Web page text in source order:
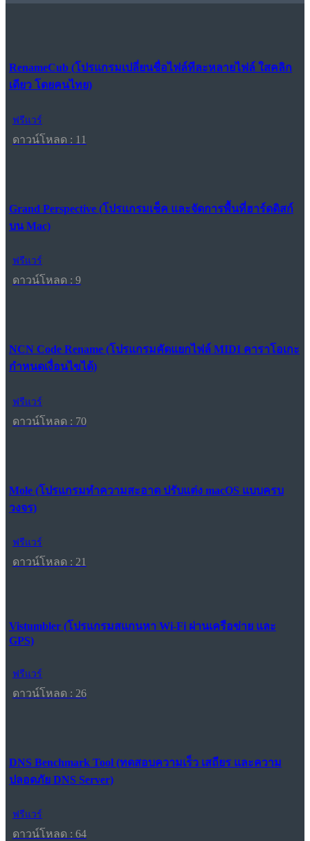
RenameCub (โปรแกรมเปลี่ยนชื่อไฟล์ทีละหลายไฟล์ ใสคลิก
เดียว โดยคนไทย)
ฟรีแวร์
ดาวน์โหลด : 11
Grand Perspective (โปรแกรมเช็ค และจัดการพื้นที่ฮาร์ดดิสก์
บน Mac)
ฟรีแวร์
ดาวน์โหลด : 9
NCN Code Rename (โปรแกรมคัดแยกไฟล์ MIDI คาราโอเกะ
กำหนดเงื่อนไขได้)
ฟรีแวร์
ดาวน์โหลด : 70
Mole (โปรแกรมทำความสะอาด ปรับแต่ง macOS แบบครบ
วงจร)
ฟรีแวร์
ดาวน์โหลด : 21
Vistumbler (โปรแกรมสแกนหา Wi-Fi ผ่านเครือข่าย และ
GPS)
ฟรีแวร์
ดาวน์โหลด : 26
DNS Benchmark Tool (ทดสอบความเร็ว เสถียร และความ
ปลอดภัย DNS Server)
ฟรีแวร์
ดาวน์โหลด : 64